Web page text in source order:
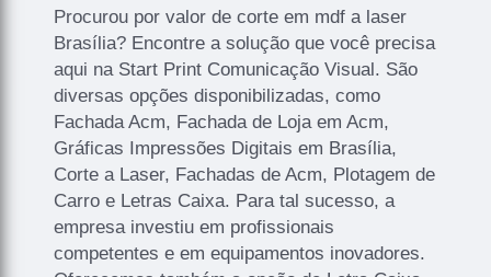
Procurou por valor de corte em mdf a laser
Brasília? Encontre a solução que você precisa
aqui na Start Print Comunicação Visual. São
diversas opções disponibilizadas, como
Fachada Acm, Fachada de Loja em Acm,
Gráficas Impressões Digitais em Brasília,
Corte a Laser, Fachadas de Acm, Plotagem de
Carro e Letras Caixa. Para tal sucesso, a
empresa investiu em profissionais
competentes e em equipamentos inovadores.